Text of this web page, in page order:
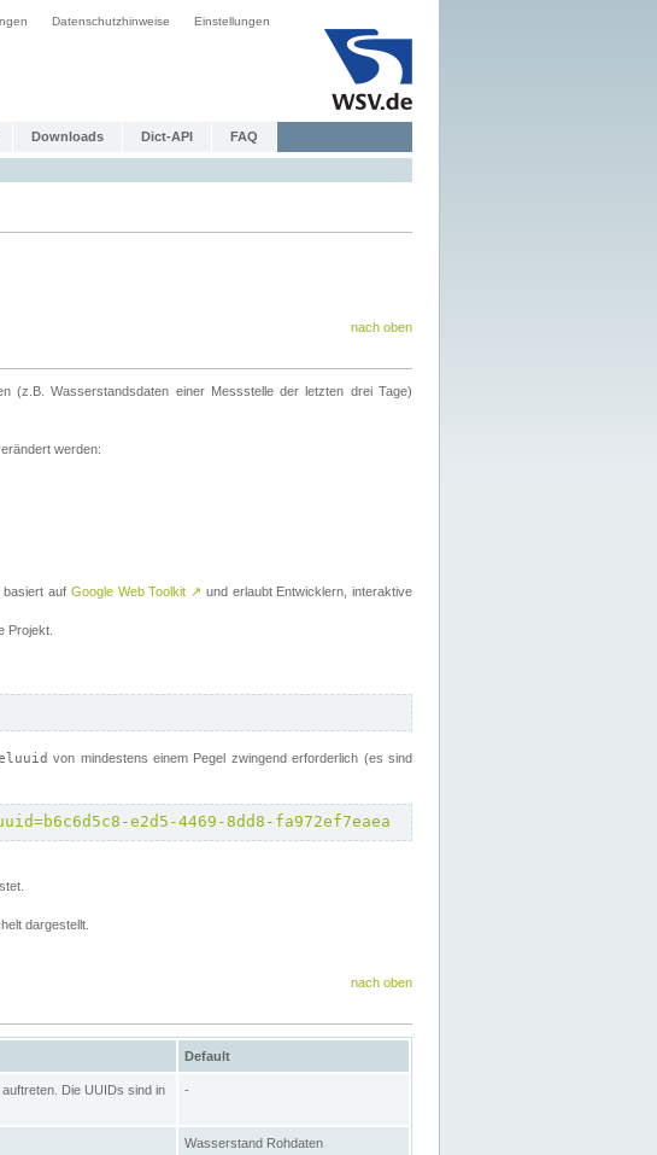
Datenschutzhinweise Einstellungen
Downloads Dict-API FAQ
nach oben
(z.B. Wasserstandsdaten einer Messstelle der letzten drei Tage)
werden:
basiert auf Google Web Toolkit ↗ und erlaubt Entwicklern, interaktive
Projekt.
von mindestens einem Pegel zwingend erforderlich (es sind
e2d5-4469-8dd8-fa972ef7eaea
dargestellt.
nach oben
Default
Die UUIDs sind in
-
Wasserstand Rohdaten